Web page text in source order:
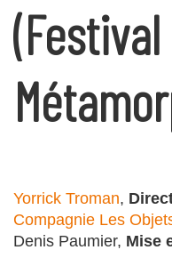
(Festival
Yorrick Troman,
Compagnie Les
Denis Paumier, Mise